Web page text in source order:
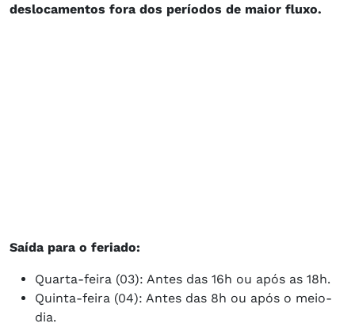
deslocamentos fora dos períodos de maior fluxo.
Saída para o feriado:
Quarta-feira (03): Antes das 16h ou após as 18h.
Quinta-feira (04): Antes das 8h ou após o meio-
dia.